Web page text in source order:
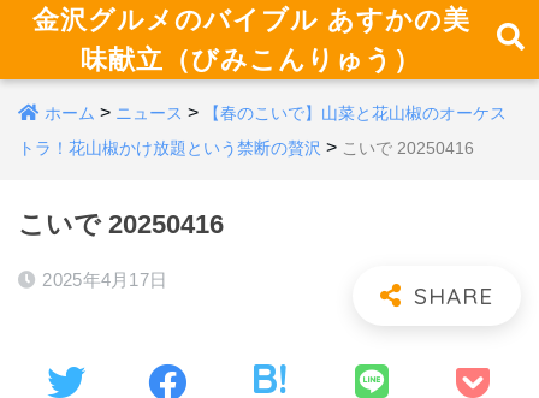
金沢グルメのバイブル あすかの美
味献立（びみこんりゅう）
ホーム > ニュース >
【春のこいで】山菜と花山椒のオーケス
トラ！花山椒かけ放題という禁断の贅沢 > こいで 20250416
こいで 20250416
2025年4月17日